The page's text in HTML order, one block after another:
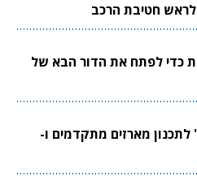
לראש חטיבת הרכב
כדי לפתח את הדור הבא של
מארזים מתקדמים ו-